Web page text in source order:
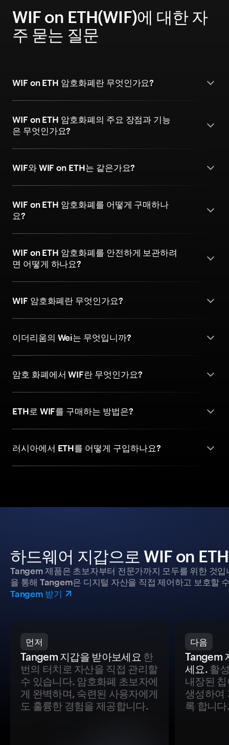
WIF on ETH(WIF)에 대한 자
주 묻는 질문
WIF on ETH 암호화폐란 무엇인가요?
WIF on ETH 암호화폐의 주요 장점과 기능
은 무엇인가요?
WIF와 WIF on ETH는 같은가요?
WIF on ETH 암호화폐를 어떻게 구매하나
요?
WIF on ETH 암호화폐를 안전하게 보관하려
면 어떻게 하나요?
WIF 암호화폐란 무엇인가요?
이더리움의 Wei는 무엇입니까?
암호 화폐에서 WIF란 무엇인가요?
ETH로 WIF를 구매하는 방법은?
러시아에서 ETH를 어떻게 구입하나요?
하드웨어 지갑으로 WIF on
Tangem 제품은 초보자부터 전문가까지 모두를 위한 것
을 통해 Tangem은 디지털 자산을 직접 제어하고 보호할
Tangem 받기
먼저
Tangem 지갑을 받아보세요 한
번의 터치로 자산을 직접 관리할
수 있습니다. 암호화폐 초보자에
게 완벽하며, 숙련된 사용자에게
도 훌륭한 경험을 제공합니다.
다음
Tangem
세요.활
내장된
생성하여
록 합니다.